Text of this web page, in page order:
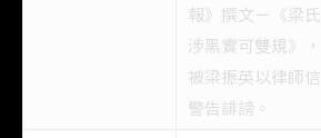
報》撰文－《梁氏
涉黑實可雙規》，
被梁振英以律師信
警告誹謗。